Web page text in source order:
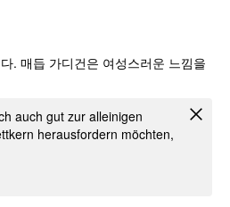
. 매듭 가디건은 여성스러운 느낌을
auch gut zur alleinigen
herausfordern möchten,